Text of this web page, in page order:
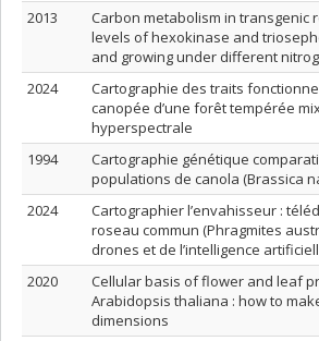
2013
Carbon metabolism in transgenic
levels of hexokinase and
and growing under different
2024
Cartographie des traits
canopée d’une forêt tempérée
hyperspectrale
1994
Cartographie génétique
populations de canola (Brassica
2024
Cartographier l’envahisseur :
roseau commun (Phragmites
drones et de l’intelligence
2020
Cellular basis of flower and leaf
Arabidopsis thaliana : how to
dimensions